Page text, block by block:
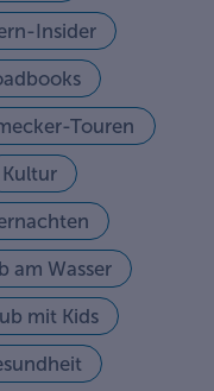
Insider
Touren
Kultur
am Wasser
mit Kids